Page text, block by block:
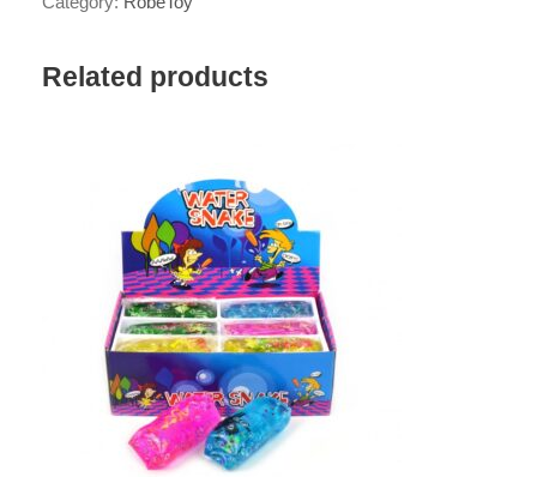
Related products